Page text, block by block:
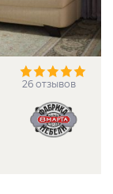
26 отзывов